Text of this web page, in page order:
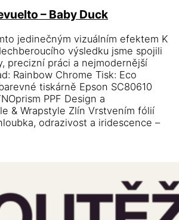
– Baby Duck
jedinečným vizuálním efektem K
výsledku jsme spojili
precizní práci a nejmodernější
Rainbow Chrome Tisk: Eco
tiskárně Epson SC80610
PPF Design a
& Wrapstyle Zlín Vrstvením fólií
odrazivost a iridescence –